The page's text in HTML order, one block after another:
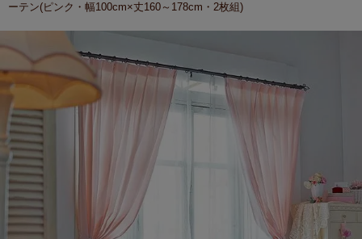
ーテン(ピンク・幅100cm×丈160～178cm・2枚組)